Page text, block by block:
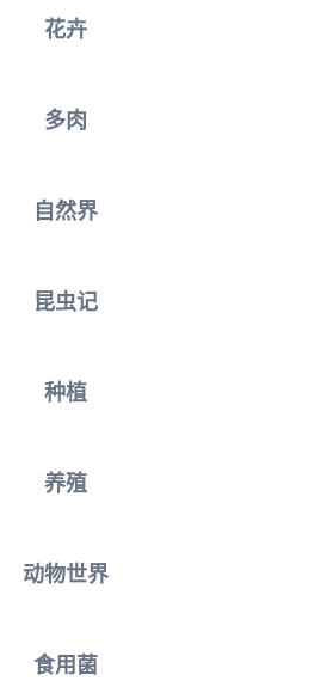
花卉
多肉
自然界
昆虫记
种植
养殖
动物世界
食用菌